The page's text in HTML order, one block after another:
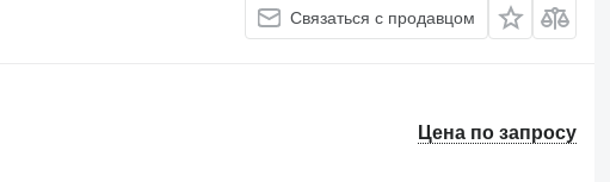
Связаться с продавцом
Цена по запросу